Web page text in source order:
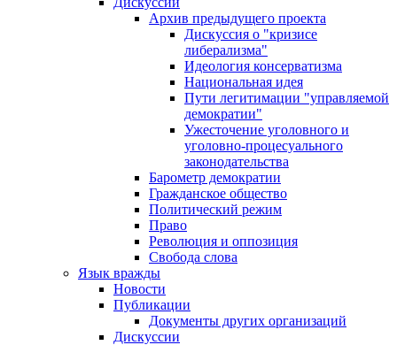
Архив предыдущего проекта
Дискуссия о "кризисе
либерализма"
Идеология консерватизма
Национальная идея
Пути легитимации "управляемой
демократии"
Ужесточение уголовного и
уголовно-процесуального
законодательства
Барометр демократии
Гражданское общество
Политический режим
Право
Революция и оппозиция
Свобода слова
Язык вражды
Новости
Публикации
Документы других организаций
Дискуссии